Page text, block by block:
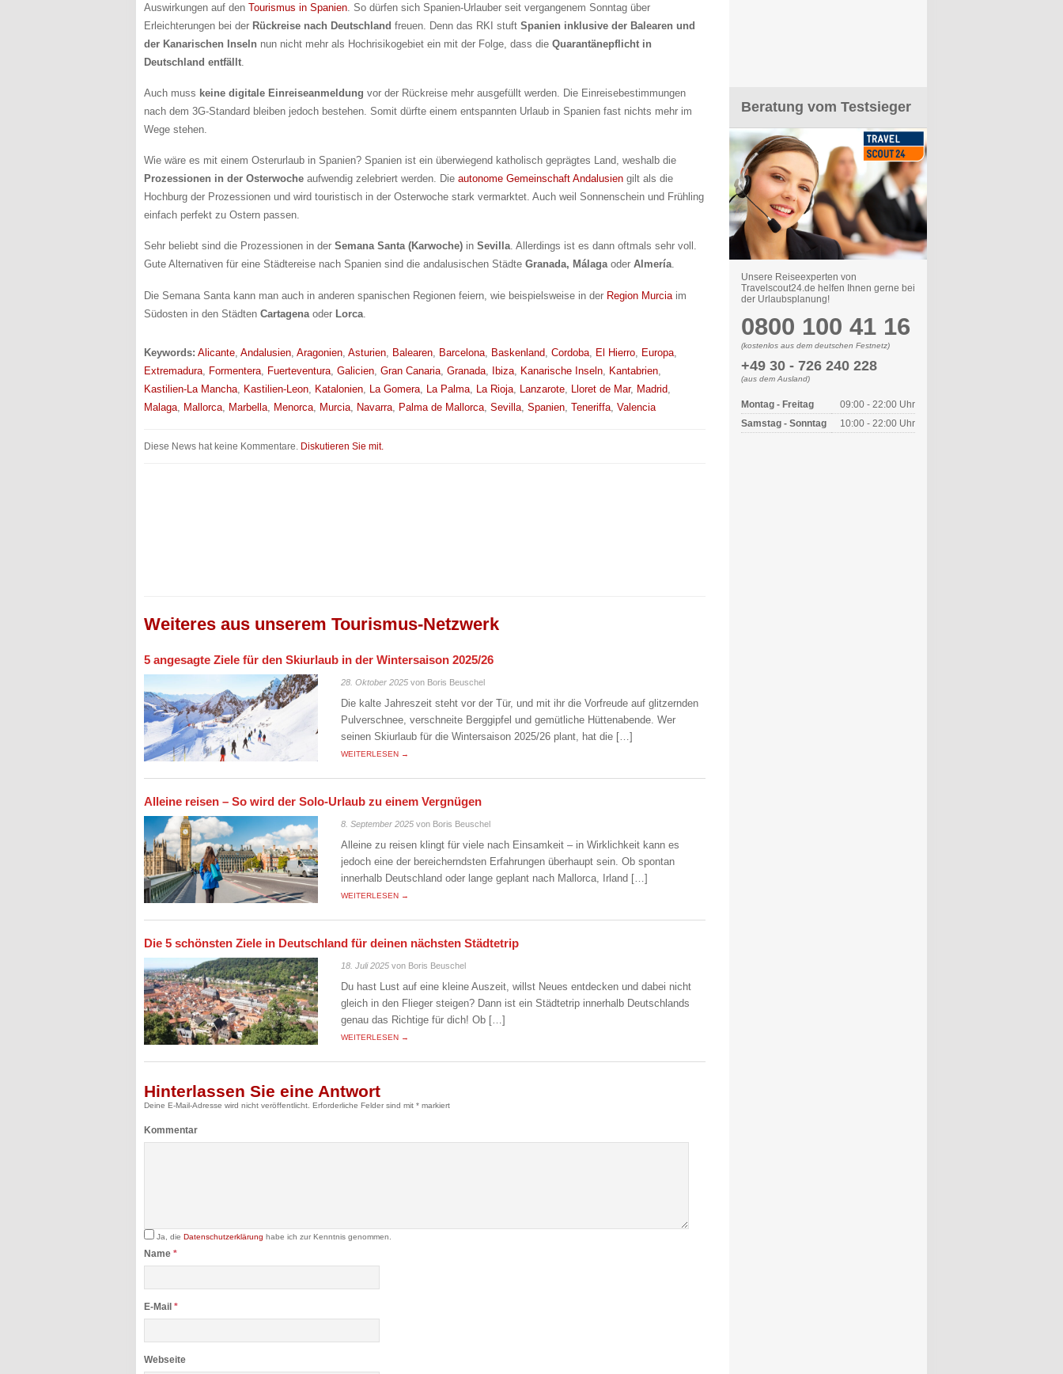
Auswirkungen auf den Tourismus in Spanien . So dürfen sich Spanien-Urlauber seit vergangenem Sonntag über
Erleichterungen bei der Rückreise nach Deutschland freuen. Denn das RKI stuft Spanien inklusive der Balearen und
der Kanarischen Inseln nun nicht mehr als Hochrisikogebiet ein mit der Folge, dass die Quarantänepflicht in
Deutschland entfällt
Auch muss keine digitale Einreiseanmeldung vor der Rückreise mehr ausgefüllt werden. Die Einreisebestimmungen
nach dem 3G-Standard bleiben jedoch bestehen. Somit dürfte einem entspannten Urlaub in Spanien fast nichts mehr im
Wege stehen.
Wie wäre es mit einem Osterurlaub in Spanien? Spanien ist ein überwiegend katholisch geprägtes Land, weshalb die
Prozessionen in der Osterwoche aufwendig zelebriert werden. Die autonome Gemeinschaft Andalusien gilt als die
Hochburg der Prozessionen und wird touristisch in der Osterwoche stark vermarktet. Auch weil Sonnenschein und Frühling
einfach perfekt zu Ostern passen.
Sehr beliebt sind die Prozessionen in der Semana Santa (Karwoche) in Sevilla. Allerdings ist es dann oftmals sehr voll.
Gute Alternativen für eine Städtereise nach Spanien sind die andalusischen Städte Granada, Málagaoder Almería.
Die Semana Santa kann man auch in anderen spanischen Regionen feiern, wie beispielsweise in der Region Murcia im
Südosten in den Städten Cartagena oder Lorca
Keywords: Alicante Andalusien Aragonien Asturien Balearen Barcelona Baskenland Cordoba El Hierro Europa
Extremadura Formentera Fuerteventura Galicien Gran Canaria Granada Ibiza Kanarische Inseln Kantabrien
Kastilien-La Mancha Kastilien-Leon Katalonien La Gomera La Palma La Rioja Lanzarote Lloret de Mar, Madrid
Malaga Mallorca Marbella Menorca Murcia Navarra Palma de Mallorca Sevilla Spanien Teneriffa Valencia
Diese News hat keine Kommentare. Diskutieren Sie mit.
Weiteres aus unserem Tourismus-Netzwerk
5 angesagte Ziele für den Skiurlaub in der Wintersaison 2025/26
28. Oktober 2025 von Boris Beuschel
Die kalte Jahreszeit steht vor der Tür, und mit ihr die Vorfreude auf glitzernden
Pulverschnee, verschneite Berggipfel und gemütliche Hüttenabende. Wer
seinen Skiurlaub für die Wintersaison 2025/26 plant, hat die […]
WEITERLESEN →
Alleine reisen – So wird der Solo-Urlaub zu einem Vergnügen
8. September 2025 von Boris Beuschel
Alleine zu reisen klingt für viele nach Einsamkeit – in Wirklichkeit kann es
jedoch eine der bereicherndsten Erfahrungen überhaupt sein. Ob spontan
innerhalb Deutschland oder lange geplant nach Mallorca, Irland […]
WEITERLESEN →
Die 5 schönsten Ziele in Deutschland für deinen nächsten Städtetrip
18. Juli 2025 von Boris Beuschel
Du hast Lust auf eine kleine Auszeit, willst Neues entdecken und dabei nicht
gleich in den Flieger steigen? Dann ist ein Städtetrip innerhalb Deutschlands
genau das Richtige für dich! Ob […]
WEITERLESEN →
Hinterlassen Sie eine Antwort
Deine E-Mail-Adresse wird nicht veröffentlicht. Erforderliche Felder sind mit * markiert
Kommentar
Ja, die Datenschutzerklärung habe ich zur Kenntnis genommen.
Name *
E-Mail *
Webseite
Beratung vom Testsieger
Unsere Reiseexperten von
Travelscout24.de helfen Ihnen gerne bei
der Urlaubsplanung!
0800 100 41 16
(kostenlos aus dem deutschen Festnetz)
+49 30 - 726 240 228
(aus dem Ausland)
Montag - Freitag
09:00 - 22:00 Uhr
Samstag - Sonntag
10:00 - 22:00 Uhr